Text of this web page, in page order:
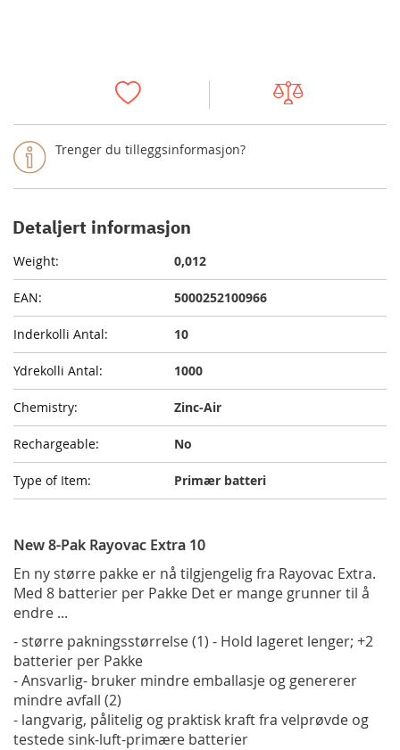
Trenger du tilleggsinformasjon?
Detaljert informasjon
0,012
5000252100966
10
1000
Zinc-Air
No
Primær batteri
New 8-Pak Rayovac Extra 10
En ny større pakke er nå tilgjengelig fra Rayovac Extra.
Med 8 batterier per Pakke Det er mange grunner til å
endre ...
- større pakningsstørrelse (1) - Hold lageret lenger; +2
batterier per Pakke
- Ansvarlig- bruker mindre emballasje og genererer
mindre avfall (2)
- langvarig, pålitelig og praktisk kraft fra velprøvde og
testede sink-luft-primære batterier